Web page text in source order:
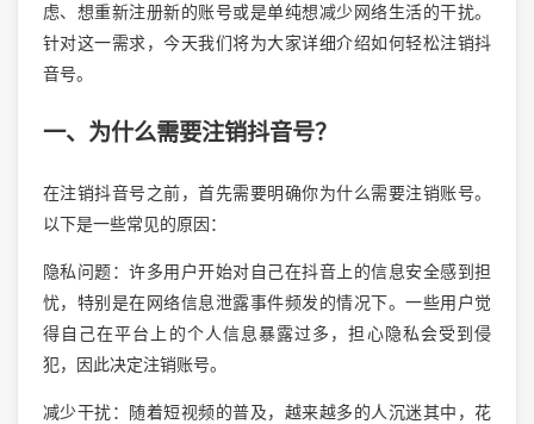
虑、想重新注册新的账号或是单纯想减少网络生活的干扰。
针对这一需求，今天我们将为大家详细介绍如何轻松注销抖
音号。
一、为什么需要注销抖音号？
在注销抖音号之前，首先需要明确你为什么需要注销账号。
以下是一些常见的原因：
隐私问题：许多用户开始对自己在抖音上的信息安全感到担
忧，特别是在网络信息泄露事件频发的情况下。一些用户觉
得自己在平台上的个人信息暴露过多，担心隐私会受到侵
犯，因此决定注销账号。
减少干扰：随着短视频的普及，越来越多的人沉迷其中，花